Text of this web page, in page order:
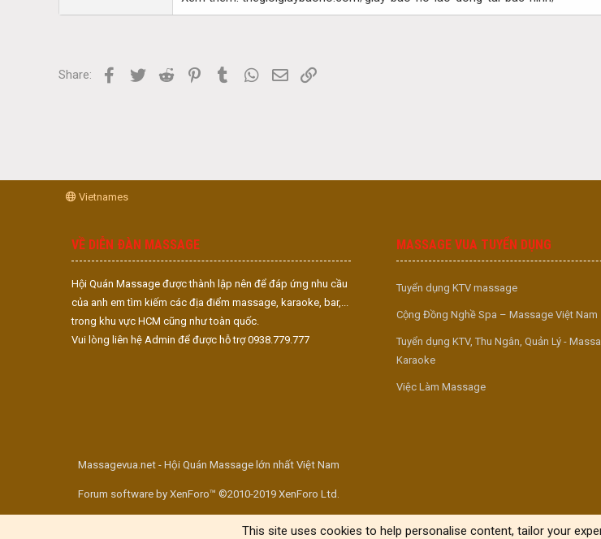
Share: Facebook
Twitter Reddit PinterestTumblr WhatsApp
Email
Vietnames
VỀ DIỄN ĐÀN MASSAGE
Hội Quán Massage được thành lập nên để đáp ứng nhu cầu
của anh em tìm kiếm các địa điểm massage, karaoke, bar,...
trong khu vực HCM cũng như toàn quốc.
Vui lòng liên hệ Admin để được hỗ trợ 0938.779.777
MASSAGE VUA TUYỂN DỤNG
Tuyển dụng KTV massage
Cộng Đồng Nghề Spa – Massage Việt Nam
Tuyển dụng KTV, Thu Ngân, Quản Lý -
Karaoke
Việc Làm Massage
Massagevua.net - Hội Quán Massage lớn nhất Việt Nam
Forum software by XenForo™ ©2010-2019 XenForo Ltd.
This site uses cookies to help personalise content, tailor your